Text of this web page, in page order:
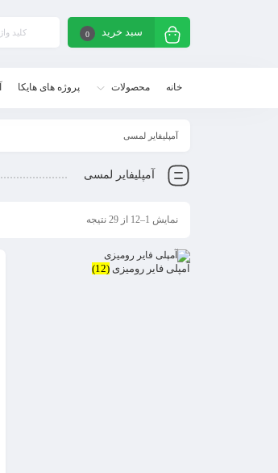
سبد خرید 0
خانه محصولات پروژه های هایکا
آمپلیفایر لمسی
آمپلیفایر لمسی
نمایش 1–12 از 29 نتیجه
آمپلی فایر رومیزی (12)